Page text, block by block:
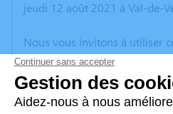
jeudi 12 août 2021 à Val-de-
Nous vous invitons à utiliser
vos condoléances, partager
anecdote ou exprimer vos
poèmes ou des textes. Cet
d'expression dédié à honorer